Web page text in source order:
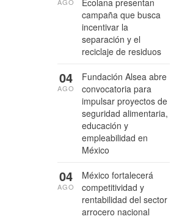
Ecolana presentan
campaña que busca
incentivar la
separación y el
reciclaje de residuos
Fundación Alsea abre
convocatoria para
impulsar proyectos de
seguridad alimentaria,
educación y
empleabilidad en
México
04
AGO
México fortalecerá
competitividad y
rentabilidad del sector
arrocero nacional
04
AGO